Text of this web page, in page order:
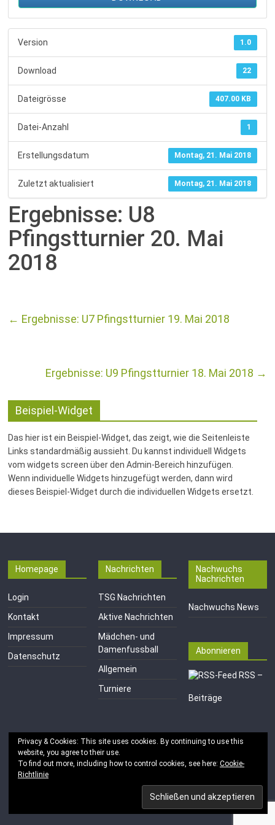
Version 1.0
Download 22
Dateigrösse 407.00 KB
Datei-Anzahl 1
Erstellungsdatum Montag, 21. Mai 2018
Zuletzt aktualisiert Montag, 21. Mai 2018
Ergebnisse: U8
Pfingstturnier 20. Mai
2018
← Ergebnisse: U7 Pfingstturnier 19. Mai 2018
Ergebnisse: U9 Pfingstturnier 18. Mai 2018 →
Beispiel-Widget
Das hier ist ein Beispiel-Widget, das zeigt, wie die Seitenleiste
Links standardmäßig aussieht. Du kannst individuell Widgets
vom widgets screen über den Admin-Bereich hinzufügen.
Wenn individuelle Widgets hinzugefügt werden, dann wird
dieses Beispiel-Widget durch die individuellen Widgets ersetzt.
Homepage
Login
Kontakt
Impressum
Datenschutz
Nachrichten
TSG Nachrichten
Aktive Nachrichten
Mädchen- und
Damenfussball
Allgemein
Turniere
Nachwuchs
Nachrichten
Nachwuchs News
Abonnieren
RSS –
Beiträge
Privacy & Cookies: This site uses cookies. By continuing to use this
website, you agree to their use.
To find out more, including how to control cookies, see here: Cookie-
Richtlinie
Copyright © 2026
vorbehalten.
WordPress